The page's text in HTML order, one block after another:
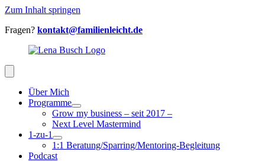
Zum Inhalt springen
Fragen? kontakt@familienleicht.de
Über Mich
Programme
Grow my business – seit 2017 –
Next Level Mastermind
1-zu-1
1:1 Beratung/Sparring/Mentoring-Begleitung
Podcast